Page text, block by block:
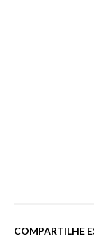
COMPARTILHE